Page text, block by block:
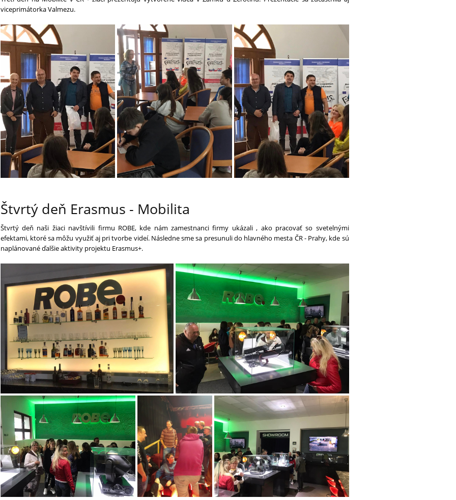
viceprimátorka Valmezu.
Štvrtý deň Erasmus - Mobilita
Štvrtý deň naši žiaci navštívili firmu ROBE, kde nám zamestnanci firmy ukázali , ako pracovať so svetelnými
efektami, ktoré sa môžu využiť aj pri tvorbe videí. Následne sme sa presunuli do hlavného mesta ČR - Prahy, kde sú
naplánované ďalšie aktivity projektu Erasmus+.